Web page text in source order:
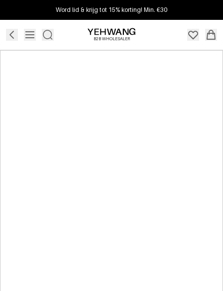
Word lid & krijg tot 15% korting! Min. €30
B2B WHOLESALER